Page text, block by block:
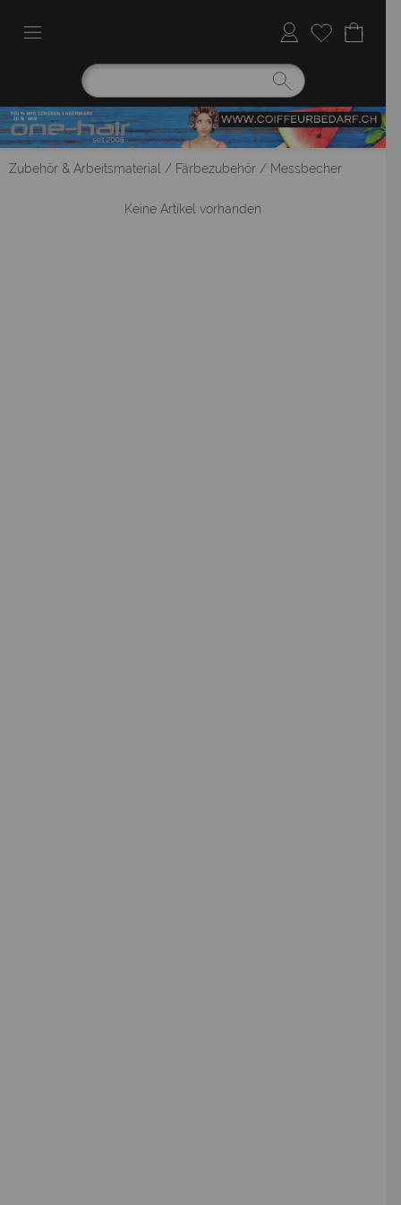
Zubehör & Arbeitsmaterial / Färbezubehör / Messbecher
Keine Artikel vorhanden